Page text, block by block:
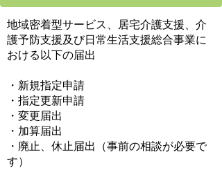
地域密着型サービス、居宅介護支援、介
護予防支援及び日常生活支援総合事業に
おける以下の届出
・新規指定申請
・指定更新申請
・変更届出
・加算届出
・廃止、休止届出（事前の相談が必要で
す）